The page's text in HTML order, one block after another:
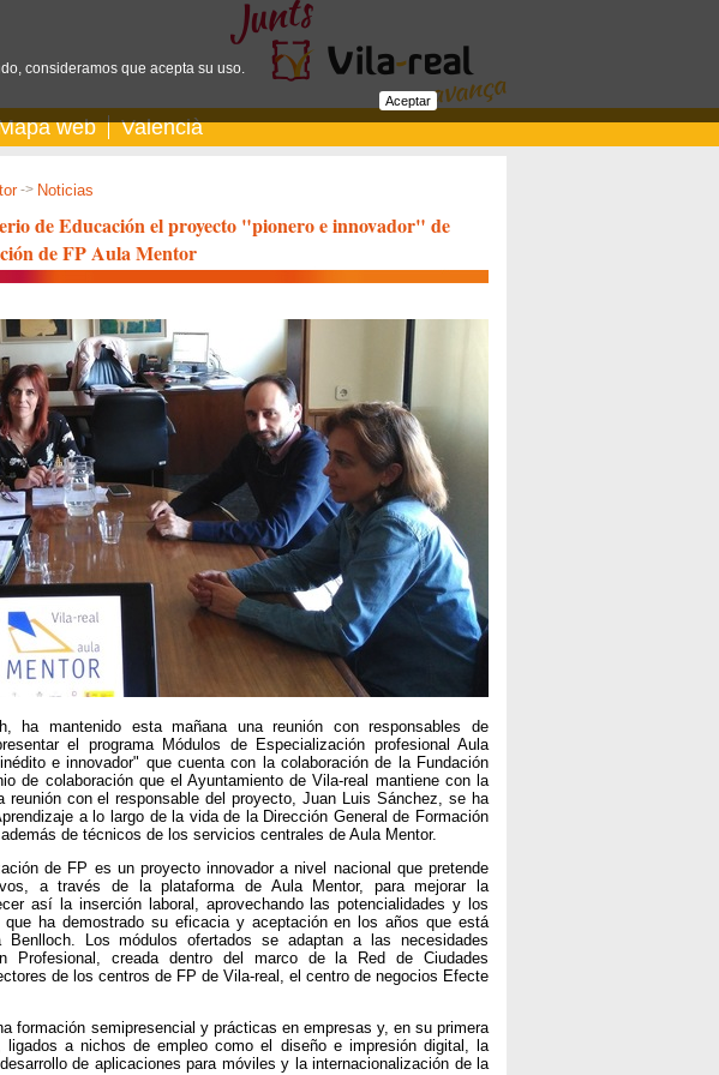
web Valencià
-> Noticias
de Educación el proyecto "pionero e innovador" de
de FP Aula Mentor
ha mantenido esta mañana una reunión con responsables de
el programa Módulos de Especialización profesional Aula
e innovador" que cuenta con la colaboración de la Fundación
de colaboración que el Ayuntamiento de Vila-real mantiene con la
reunión con el responsable del proyecto, Juan Luis Sánchez, se ha
a lo largo de la vida de la Dirección General de Formación
de técnicos de los servicios centrales de Aula Mentor.
de FP es un proyecto innovador a nivel nacional que pretende
a través de la plataforma de Aula Mentor, para mejorar la
así la inserción laboral, aprovechando las potencialidades y los
ha demostrado su eficacia y aceptación en los años que está
Benlloch. Los módulos ofertados se adaptan a las necesidades
Profesional, creada dentro del marco de la Red de Ciudades
de los centros de FP de Vila-real, el centro de negocios Efecte
formación semipresencial y prácticas en empresas y, en su primera
a nichos de empleo como el diseño e impresión digital, la
de aplicaciones para móviles y la internacionalización de la
consideramos que acepta su uso.
Aceptar